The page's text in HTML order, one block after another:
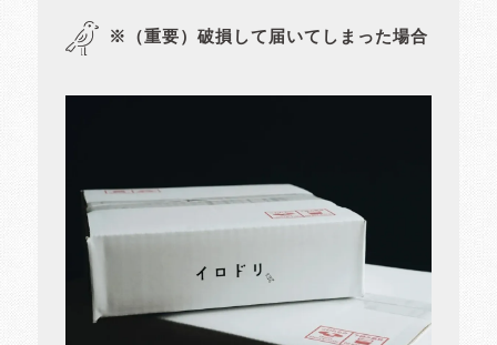
※（重要）破損して届いてしまった場合